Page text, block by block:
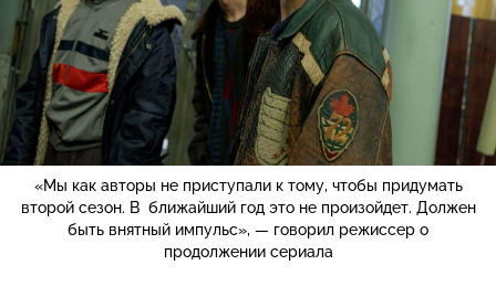
«Мы как авторы не приступали к тому, чтобы придумать
второй сезон. В ближайший год это не произойдет. Должен
быть внятный импульс», — говорил режиссер о
продолжении сериала